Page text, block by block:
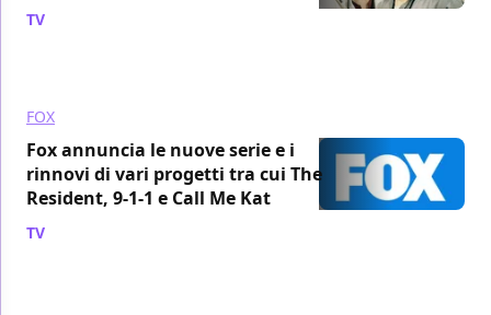
TV
FOX
Fox annuncia le nuove serie e i
rinnovi di vari progetti tra cui The
Resident, 9-1-1 e Call Me Kat
TV